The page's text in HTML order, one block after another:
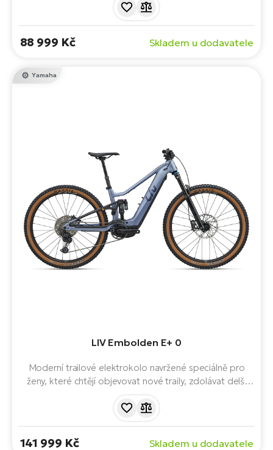
silnou podporu až 400 %. Nechybí barevný displej
88 999 Kč Skladem u dodavatele
Yamaha
LIV Embolden E+ 0
Moderní trailové elektrokolo navržené speciálně pro
ženy, které chtějí objevovat nové traily, zdolávat delší
celoodpruženého rámu, výkonný motor SyncDrive Pro
141 999 Kč Skladem u dodavatele